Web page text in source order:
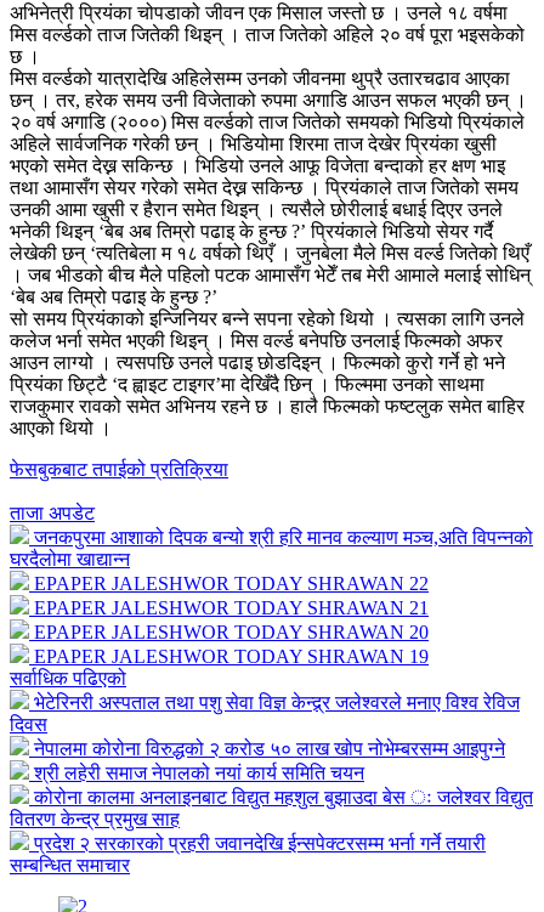
अभिनेत्री प्रियंका चोपडाको जीवन एक मिसाल जस्तो छ । उनले १८ वर्षमा
मिस वर्ल्डको ताज जितेकी थिइन् । ताज जितेको अहिले २० वर्ष पूरा भइसकेको
छ ।
मिस वर्ल्डको यात्रादेखि अहिलेसम्म उनको जीवनमा थुप्रै उतारचढाव आएका
छन् । तर, हरेक समय उनी विजेताको रुपमा अगाडि आउन सफल भएकी छन् ।
२० वर्ष अगाडि (२०००) मिस वर्ल्डको ताज जितेको समयको भिडियो प्रियंकाले
अहिले सार्वजनिक गरेकी छन् । भिडियोमा शिरमा ताज देखेर प्रियंका खुसी
भएको समेत देख्न सकिन्छ । भिडियो उनले आफू विजेता बन्दाको हर क्षण भाइ
तथा आमासँग सेयर गरेको समेत देख्न सकिन्छ । प्रियंकाले ताज जितेको समय
उनकी आमा खुसी र हैरान समेत थिइन् । त्यसैले छोरीलाई बधाई दिएर उनले
भनेकी थिइन् ‘बेब अब तिम्रो पढाइ के हुन्छ ?’ प्रियंकाले भिडियो सेयर गर्दै
लेखेकी छन् ‘त्यतिबेला म १८ वर्षको थिएँ । जुनबेला मैले मिस वर्ल्ड जितेको थिएँ
। जब भीडको बीच मैले पहिलो पटक आमासँग भेटेँ तब मेरी आमाले मलाई सोधिन्
‘बेब अब तिम्रो पढाइ के हुन्छ ?’
सो समय प्रियंकाको इन्जिनियर बन्ने सपना रहेको थियो । त्यसका लागि उनले
कलेज भर्ना समेत भएकी थिइन् । मिस वर्ल्ड बनेपछि उनलाई फिल्मको अफर
आउन लाग्यो । त्यसपछि उनले पढाइ छोडदिइन् । फिल्मको कुरो गर्ने हो भने
प्रियंका छिट्टै ‘द ह्वाइट टाइगर’मा देखिँदै छिन् । फिल्ममा उनको साथमा
राजकुमार रावको समेत अभिनय रहने छ । हालै फिल्मको फष्टलुक समेत बाहिर
आएको थियो ।
फेसबुकबाट तपाईको प्रतिक्रिया
ताजा अपडेट
जनकपुरमा आशाको दिपक बन्यो श्री हरि मानव कल्याण मञ्च,अति विपन्नको
घरदैलोमा खाद्यान्न
EPAPER JALESHWOR TODAY SHRAWAN 22
EPAPER JALESHWOR TODAY SHRAWAN 21
EPAPER JALESHWOR TODAY SHRAWAN 20
EPAPER JALESHWOR TODAY SHRAWAN 19
सर्वाधिक पढिएको
भेटेरिनरी अस्पताल तथा पशु सेवा विज्ञ केन्द्र्र जलेश्वरले मनाए विश्व रेविज
दिवस
नेपालमा कोरोना विरुद्धको २ करोड ५० लाख खोप नोभेम्बरसम्म आइपुग्ने
श्री लहेरी समाज नेपालको नयां कार्य समिति चयन
कोरोना कालमा अनलाइनबाट विद्युत महशुल बुझाउदा बेस ः जलेश्वर विद्युत
वितरण केन्द्र प्रमुख साह
प्रदेश २ सरकारको प्रहरी जवानदेखि ईन्सपेक्टरसम्म भर्ना गर्ने तयारी
सम्बन्धित समाचार